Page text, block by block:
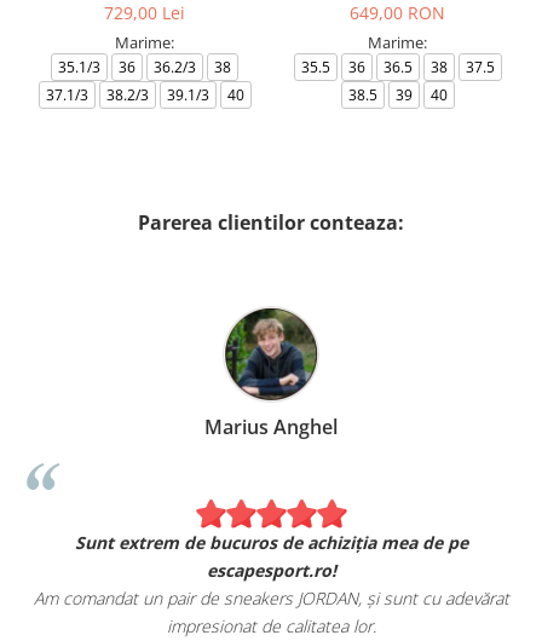
729,00 Lei
Marime:
35.1/3 36 36.2/3
38
37.1/3
38.2/3 39.1/3 40
649,00 RON
Marime:
35.5 36 36.5 38
37.5
38.5
39 40
Parerea clientilor conteaza:
Marius Anghel
Sunt extrem de bucuros de achiziția mea de pe
escapesport.ro!
Am comandat un pair de sneakers JORDAN, și sunt cu adevărat
impresionat de calitatea lor.